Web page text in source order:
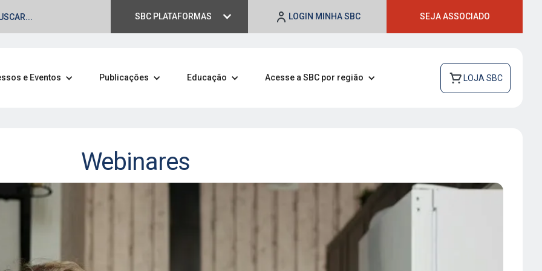
SBC PLATAFORMAS LOGIN MINHA SBC SEJA ASSOCIADO
e Eventos Publicações Educação Acesse a SBC por região LOJA SBC
Webinares